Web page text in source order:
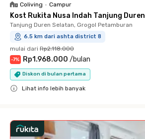
Coliving • Campur
Kost Rukita Nusa Indah Tanjung Duren
Tanjung Duren Selatan, Grogol Petamburan
6.5 km dari ashta district 8
mulai dari Rp2.118.000
-7% Rp1.968.000 /bulan
Diskon di bulan pertama
Lihat info lebih banyak